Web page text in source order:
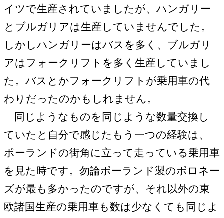
イツで生産されていましたが、ハンガリー
とブルガリアは生産していませんでした。
しかしハンガリーはバスを多く、ブルガリ
アはフォークリフトを多く生産していまし
た。バスとかフォークリフトが乗用車の代
わりだったのかもしれません。
同じようなものを同じような数量交換し
ていたと自分で感じたもう一つの経験は、
ポーランドの街角に立って走っている乗用車
を見た時です。勿論ポーランド製のポロネー
ズが最も多かったのですが、それ以外の東
欧諸国生産の乗用車も数は少なくても同じよ